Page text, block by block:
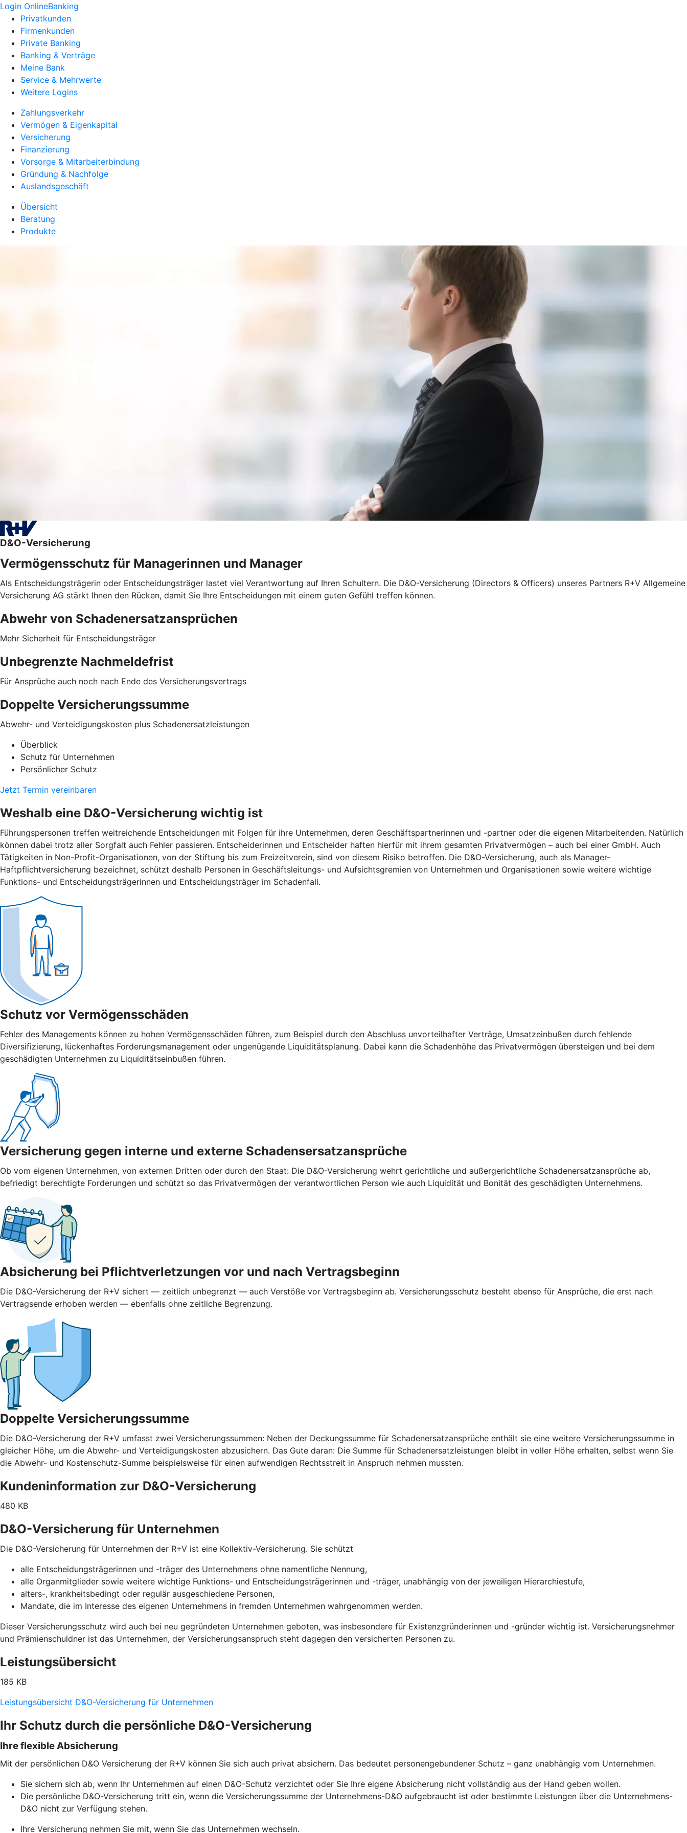
Login OnlineBanking
Privatkunden
Firmenkunden
Private Banking
Banking & Verträge
Meine Bank
Service & Mehrwerte
Weitere Logins
Zahlungsverkehr
Vermögen & Eigenkapital
Versicherung
Finanzierung
Vorsorge & Mitarbeiterbindung
Gründung & Nachfolge
Auslandsgeschäft
Übersicht
Beratung
Produkte
D&O-Versicherung
Vermögensschutz für Managerinnen und Manager
Als Entscheidungsträgerin oder Entscheidungsträger lastet viel Verantwortung auf Ihren Schultern. Die D&O-Versicherung (Directors & Officers) unseres Partners R+V Allgemeine
Versicherung AG stärkt Ihnen den Rücken, damit Sie Ihre Entscheidungen mit einem guten Gefühl treffen können.
Abwehr von ­Schadenersatzansprüchen
Mehr Sicherheit für Entscheidungsträger
Unbegrenzte Nachmeldefrist
Für Ansprüche auch noch nach Ende des Versicherungsvertrags
Doppelte Versicherungssumme
Abwehr- und Verteidigungskosten plus Schadenersatzleistungen
Überblick
Schutz für Unternehmen
Persönlicher Schutz
Jetzt Termin vereinbaren
Weshalb eine D&O-Versicherung wichtig ist
Führungspersonen treffen weitreichende Entscheidungen mit Folgen für ihre Unternehmen, deren Geschäftspartnerinnen und -partner oder die eigenen Mitarbeitenden. Natürlich
können dabei trotz aller Sorgfalt auch Fehler passieren. Entscheiderinnen und Entscheider haften hierfür mit ihrem gesamten Privatvermögen – auch bei einer GmbH. Auch
Tätigkeiten in Non-Profit-Organisationen, von der Stiftung bis zum Freizeitverein, sind von diesem Risiko betroffen. Die D&O-Versicherung, auch als Manager-
Haftpflichtversicherung bezeichnet, schützt deshalb Personen in Geschäftsleitungs- und Aufsichtsgremien von Unternehmen und Organisationen sowie weitere wichtige
Funktions- und Entscheidungsträgerinnen und Entscheidungsträger im Schadenfall.
Schutz vor Vermögensschäden
Fehler des Managements können zu hohen Vermögensschäden führen, zum Beispiel durch den Abschluss unvorteilhafter Verträge, Umsatzeinbußen durch fehlende
Diversifizierung, lückenhaftes Forderungsmanagement oder ungenügende Liquiditätsplanung. Dabei kann die Schadenhöhe das Privatvermögen übersteigen und bei dem
geschädigten Unternehmen zu Liquiditätseinbußen führen.
Versicherung gegen interne und ­externe ­Schadensersatzansprüche
Ob vom eigenen Unternehmen, von externen Dritten oder durch den Staat: Die D&O-Versicherung wehrt gerichtliche und außergerichtliche Schadenersatzansprüche ab,
befriedigt berechtigte Forderungen und schützt so das Privatvermögen der verantwortlichen Person wie auch Liquidität und Bonität des geschädigten Unternehmens.
Absicherung bei Pflichtverletzungen vor und nach ­Vertragsbeginn
Die D&O-Versicherung der R+V sichert — zeitlich unbegrenzt — auch Verstöße vor Vertragsbeginn ab. Versicherungsschutz besteht ebenso für Ansprüche, die erst nach
Vertragsende erhoben werden — ebenfalls ohne zeitliche Begrenzung.
Doppelte Versicherungssumme
Die D&O-Versicherung der R+V umfasst zwei Versicherungssummen: Neben der Deckungssumme für Schadenersatzansprüche enthält sie eine weitere Versicherungssumme in
gleicher Höhe, um die Abwehr- und Verteidigungskosten abzusichern. Das Gute daran: Die Summe für Schadenersatzleistungen bleibt in voller Höhe erhalten, selbst wenn Sie
die Abwehr- und Kostenschutz-Summe beispielsweise für einen aufwendigen Rechtsstreit in Anspruch nehmen mussten.
Kundeninformation zur D&O-Versicherung
480 KB
D&O-Versicherung für Unternehmen
Die D&O-Versicherung für Unternehmen der R+V ist eine Kollektiv-Versicherung. Sie schützt
alle Entscheidungsträgerinnen und -träger des Unternehmens ohne namentliche Nennung,
alle Organmitglieder sowie weitere wichtige Funktions- und Entscheidungsträgerinnen und -träger, unabhängig von der jeweiligen Hierarchiestufe,
alters-, krankheitsbedingt oder regulär ausgeschiedene Personen,
Mandate, die im Interesse des eigenen Unternehmens in fremden Unternehmen wahrgenommen werden.
Dieser Versicherungsschutz wird auch bei neu gegründeten Unternehmen geboten, was insbesondere für Existenzgründerinnen und -gründer wichtig ist. Versicherungsnehmer
und Prämienschuldner ist das Unternehmen, der Versicherungsanspruch steht dagegen den versicherten Personen zu.
Leistungsübersicht
185 KB
Leistungsübersicht D&O-Versicherung für Unternehmen
Ihr Schutz durch die persönliche D&O-Versicherung
Ihre flexible Absicherung
Mit der persönlichen D&O Versicherung der R+V können Sie sich auch privat absichern. Das bedeutet personengebundener Schutz – ganz unabhängig vom Unternehmen.
Sie sichern sich ab, wenn Ihr Unternehmen auf einen D&O-Schutz verzichtet oder Sie Ihre eigene Absicherung nicht vollständig aus der Hand geben wollen.
Die persönliche D&O-Versicherung tritt ein, wenn die Versicherungssumme der Unternehmens-D&O aufgebraucht ist oder bestimmte Leistungen über die Unternehmens-
D&O nicht zur Verfügung stehen.
Ihre Versicherung nehmen Sie mit, wenn Sie das Unternehmen wechseln.